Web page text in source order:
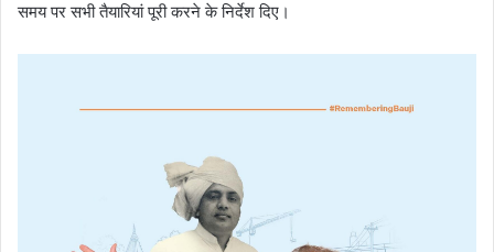
समय पर सभी तैयारियां पूरी करने के निर्देश दिए।